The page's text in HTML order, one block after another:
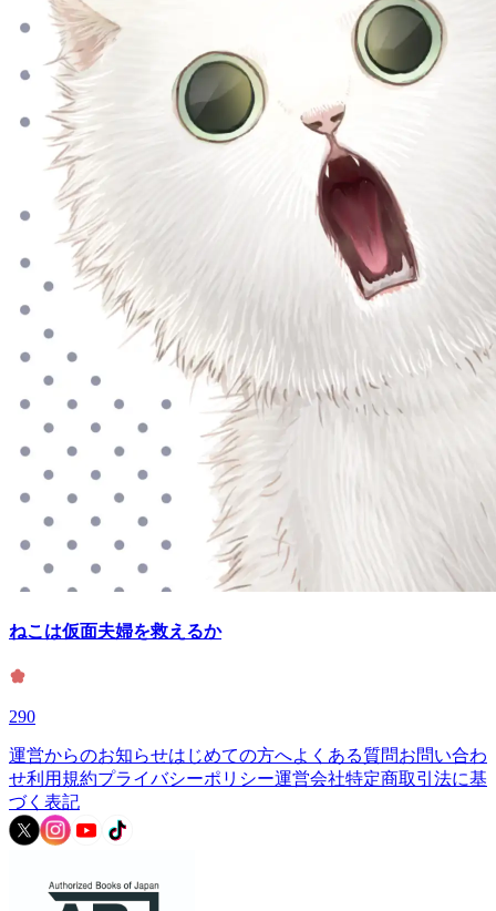
ねこは仮面夫婦を救えるか
290
運営からのお知らせはじめての方へよくある質問お問い合わ
せ利用規約プライバシーポリシー運営会社特定商取引法に基
づく表記